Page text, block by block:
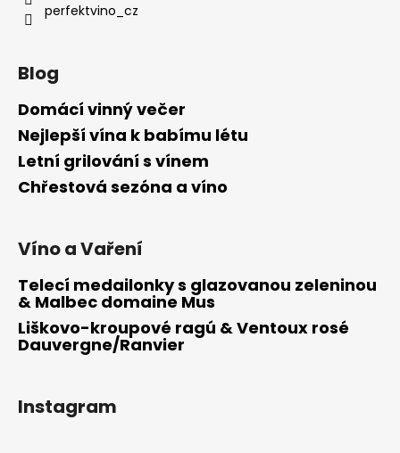
perfektvino_cz
Blog
Domácí vinný večer
Nejlepší vína k babímu létu
Letní grilování s vínem
Chřestová sezóna a víno
Víno a Vaření
Telecí medailonky s glazovanou zeleninou
& Malbec domaine Mus
Liškovo-kroupové ragú & Ventoux rosé
Dauvergne/Ranvier
Instagram